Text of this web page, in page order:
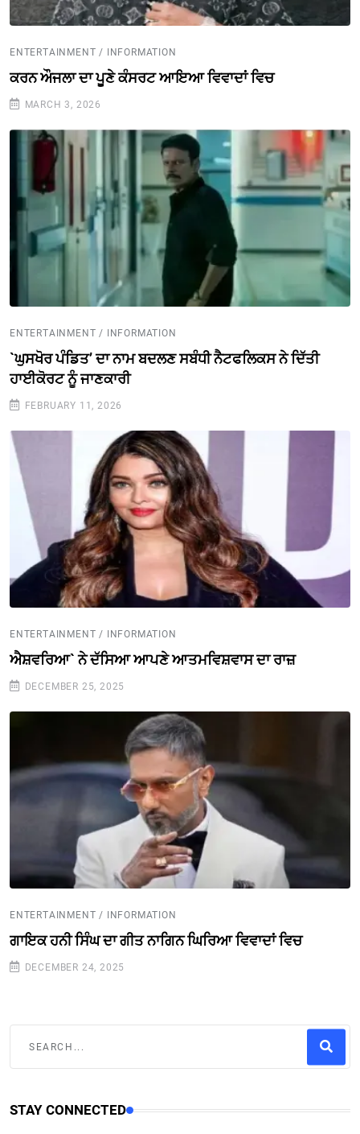
ENTERTAINMENT / INFORMATION
ਕਰਨ ਔਜਲਾ ਦਾ ਪੂਣੇ ਕੰਸਰਟ ਆਇਆ ਵਿਵਾਦਾਂ ਵਿਚ
MARCH 3, 2026
ENTERTAINMENT / INFORMATION
`ਘੁਸਖੋਰ ਪੰਡਿਤ’ ਦਾ ਨਾਮ ਬਦਲਣ ਸਬੰਧੀ ਨੈਟਫਲਿਕਸ ਨੇ ਦਿੱਤੀ
ਹਾਈਕੋਰਟ ਨੂੰ ਜਾਣਕਾਰੀ
FEBRUARY 11, 2026
ENTERTAINMENT / INFORMATION
ਐਸ਼ਵਰਿਆ` ਨੇ ਦੱਸਿਆ ਆਪਣੇ ਆਤਮਵਿਸ਼ਵਾਸ ਦਾ ਰਾਜ਼
DECEMBER 25, 2025
ENTERTAINMENT / INFORMATION
ਗਾਇਕ ਹਨੀ ਸਿੰਘ ਦਾ ਗੀਤ ਨਾਗਿਨ ਘਿਰਿਆ ਵਿਵਾਦਾਂ ਵਿਚ
DECEMBER 24, 2025
STAY CONNECTED